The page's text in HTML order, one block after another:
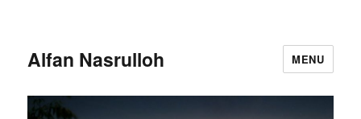
Alfan Nasrulloh MENU